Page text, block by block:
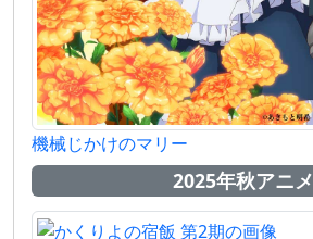
機械じかけのマリー
2025年秋アニメ